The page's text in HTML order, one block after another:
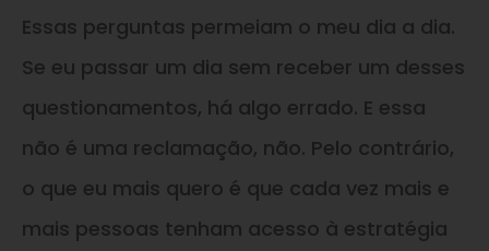
Essas perguntas permeiam o meu dia a dia.
Se eu passar um dia sem receber um desses
questionamentos, há algo errado. E essa
não é uma reclamação, não. Pelo contrário,
o que eu mais quero é que cada vez mais e
mais pessoas tenham acesso à estratégia